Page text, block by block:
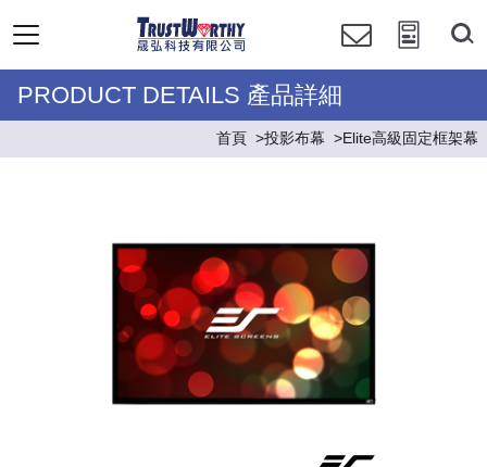
PRODUCT DETAILS 產品詳細
首頁 投影布幕 Elite高級固定框架幕